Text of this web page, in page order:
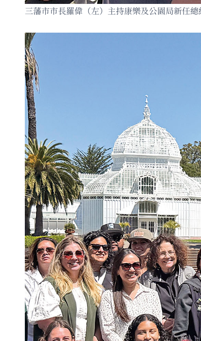
三藩市市長羅偉（左）主持康樂及公園局新任